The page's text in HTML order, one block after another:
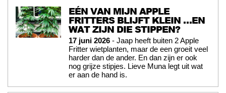
EÉN VAN MIJN APPLE
FRITTERS BLIJFT KLEIN …EN
WAT ZIJN DIE STIPPEN?
17 juni 2026 - Jaap heeft buiten 2 Apple
Fritter wietplanten, maar de een groeit veel
harder dan de ander. En dan zijn er ook
nog grijze stipjes. Lieve Muna legt uit wat
er aan de hand is.